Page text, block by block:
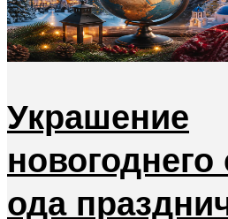
Украшение
новогоднего
ода